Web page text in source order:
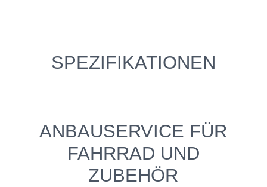
SPEZIFIKATIONEN
ANBAUSERVICE FÜR
FAHRRAD UND
ZUBEHÖR